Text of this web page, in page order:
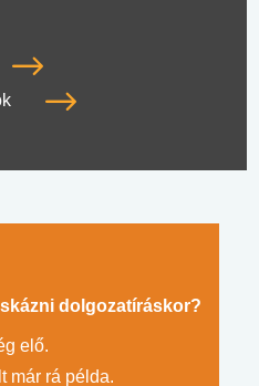
dolgozatíráskor?
elő.
már rá példa.